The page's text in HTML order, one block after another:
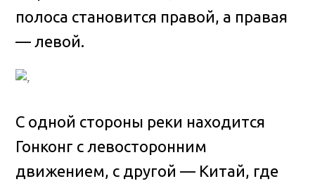
полоса становится правой, а правая
— левой.
С одной стороны реки находится
Гонконг с левосторонним
движением, с другой — Китай, где